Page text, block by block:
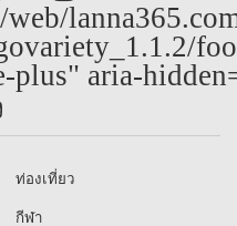
web/
plus" aria-
ท่องเที่ยว
กีฬา